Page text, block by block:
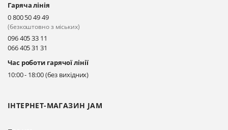
ІНТЕРНЕТ-МАГАЗИН JAM
Гаряча лінія
0 800 50 49 49
(безкоштовно з міських)
096 405 33 11
066 405 31 31
Час роботи гарячої лінії
10:00 - 18:00 (без вихідних)